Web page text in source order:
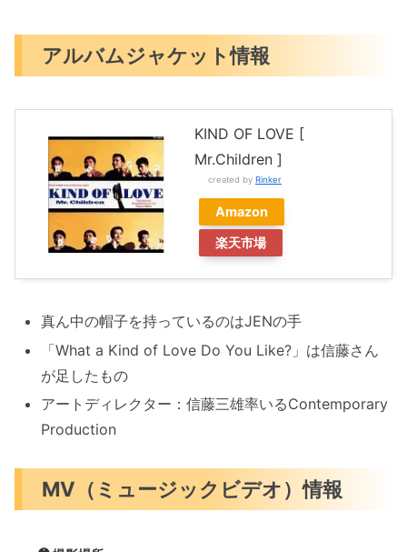
アルバムジャケット情報
KIND OF LOVE [
Mr.Children ]
created by Rinker
Amazon
楽天市場
真ん中の帽子を持っているのはJENの手
「What a Kind of Love Do You Like?」は信藤さん
が足したもの
アートディレクター：信藤三雄率いるContemporary
Production
MV（ミュージックビデオ）情報